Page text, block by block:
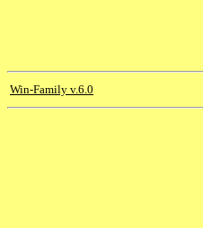
Win-Family v.6.0